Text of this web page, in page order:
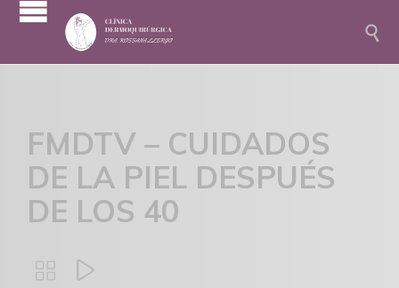

FMDTV – CUIDADOS
DE LA PIEL DESPUÉS
DE LOS 40
 